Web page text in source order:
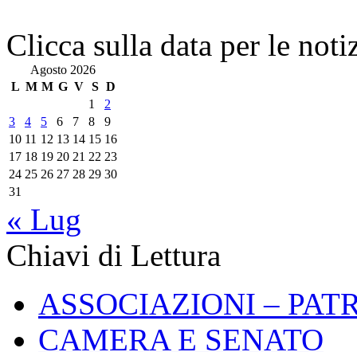
Clicca sulla data per le
Agosto 2026
L M M G V S D
1
2
3
4 5 6 7 8
9
10 11 12 13 14 15 16
17 18 19 20 21 22 23
24 25 26 27 28 29 30
31
« Lug
Chiavi di Lettura
ASSOCIAZIONI –
CAMERA E SENATO